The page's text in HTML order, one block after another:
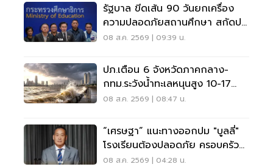
รัฐบาล ขีดเส้น 90 วันยกเครื่อง
ความปลอดภัยสถานศึกษา สกัดปม
บูลลี่
08 ส.ค. 2569 | 09:39 น.
ปภ.เตือน 6 จังหวัดภาคกลาง-
กทม.ระวังน้ำทะเลหนุนสูง 10-17
ส.ค.69
08 ส.ค. 2569 | 08:47 น.
“เศรษฐา” แนะทางออกปม "บูลลี่"
โรงเรียนต้องปลอดภัย ครอบครัว
ต้องรับฟัง
08 ส.ค. 2569 | 04:28 น.